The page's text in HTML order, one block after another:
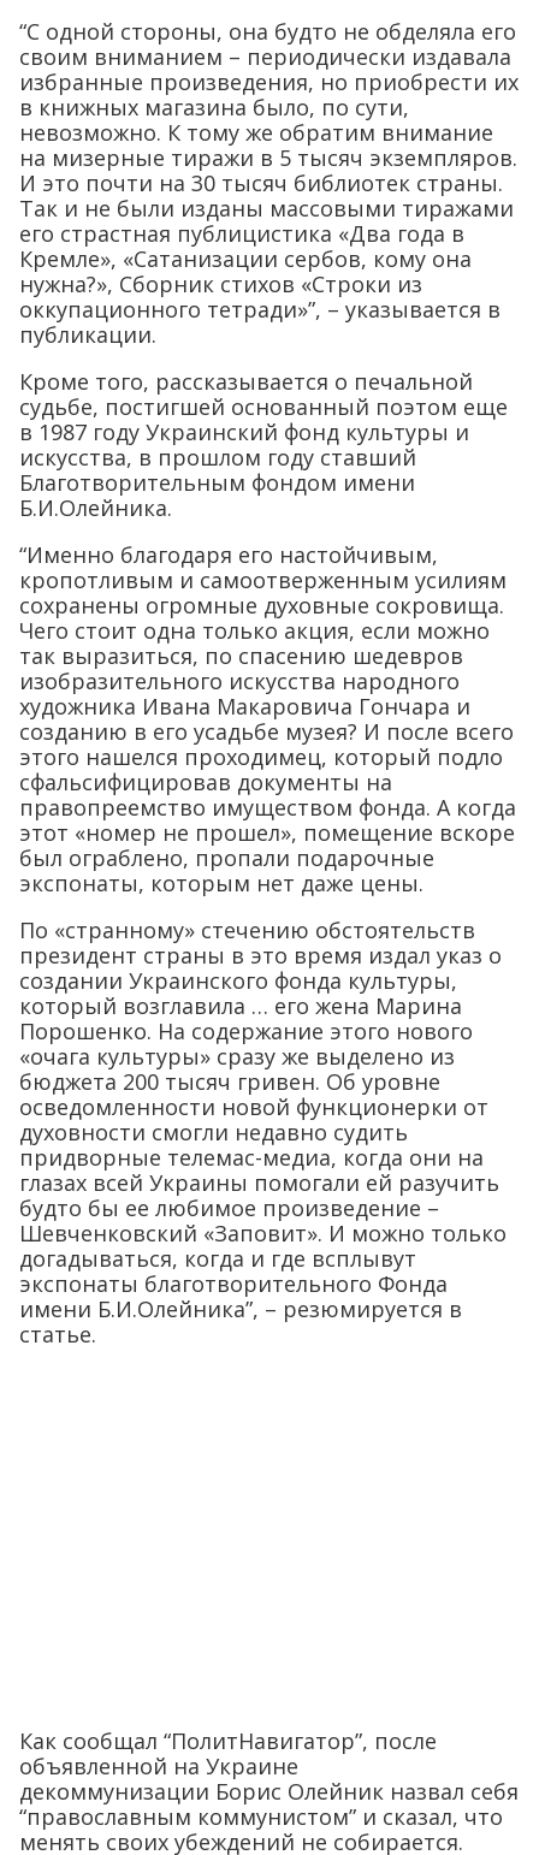
“С одной стороны, она будто не обделяла его
своим вниманием – периодически издавала
избранные произведения, но приобрести их
в книжных магазина было, по сути,
невозможно. К тому же обратим внимание
на мизерные тиражи в 5 тысяч экземпляров.
И это почти на 30 тысяч библиотек страны.
Так и не были изданы массовыми тиражами
его страстная публицистика «Два года в
Кремле», «Сатанизации сербов, кому она
нужна?», Сборник стихов «Строки из
оккупационного тетради»”, – указывается в
публикации.
Кроме того, рассказывается о печальной
судьбе, постигшей основанный поэтом еще
в 1987 году Украинский фонд культуры и
искусства, в прошлом году ставший
Благотворительным фондом имени
Б.И.Олейника.
“Именно благодаря его настойчивым,
кропотливым и самоотверженным усилиям
сохранены огромные духовные сокровища.
Чего стоит одна только акция, если можно
так выразиться, по спасению шедевров
изобразительного искусства народного
художника Ивана Макаровича Гончара и
созданию в его усадьбе музея? И после всего
этого нашелся проходимец, который подло
сфальсифицировав документы на
правопреемство имуществом фонда. А когда
этот «номер не прошел», помещение вскоре
был ограблено, пропали подарочные
экспонаты, которым нет даже цены.
По «странному» стечению обстоятельств
президент страны в это время издал указ о
создании Украинского фонда культуры,
который возглавила … его жена Марина
Порошенко. На содержание этого нового
«очага культуры» сразу же выделено из
бюджета 200 тысяч гривен. Об уровне
осведомленности новой функционерки от
духовности смогли недавно судить
придворные телемас-медиа, когда они на
глазах всей Украины помогали ей разучить
будто бы ее любимое произведение –
Шевченковский «Заповит». И можно только
догадываться, когда и где всплывут
экспонаты благотворительного Фонда
имени Б.И.Олейника”, – резюмируется в
статье.
Как сообщал “ПолитНавигатор”, после
объявленной на Украине
декоммунизации Борис Олейник назвал себя
“православным коммунистом” и сказал, что
менять своих убеждений не собирается.